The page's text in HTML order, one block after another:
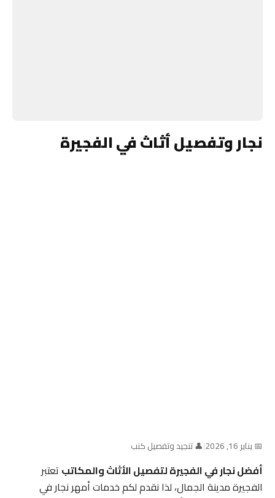
نجار وتفصيل أثاث في الفجيرة
📅 يناير 16, 2026 |👤 تنجيد وتفصيل كنب
أفضل نجار في الفجيرة لتفصيل الأثاث والمكاتبتعتبر
الفجيرة مدينة الجمال، لذا نقدم لكم خدمات أمهر نجار في